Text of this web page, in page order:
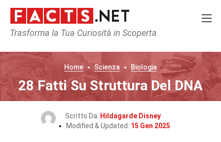
Trasforma la Tua Curiosità in Scoperta
Home Scienza Biologia
28 Fatti Su Struttura Del DNA
Scritto Da: Hildagarde Disney
Modified & Updated: 15 Gen 2025